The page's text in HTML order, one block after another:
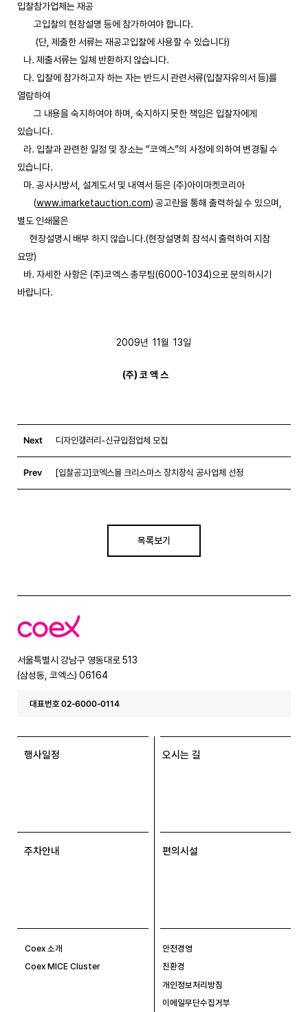
입찰참가업체는 재공
고입찰의 현장설명 등에 참가하여야 합니다.
(단, 제출한 서류는 재공고입찰에 사용할 수 있습니다)
나. 제출서류는 일체 반환하지 않습니다.
다. 입찰에 참가하고자 하는 자는 반드시 관련서류(입찰자유의서 등)를
열람하여
그 내용을 숙지하여야 하며, 숙지하지 못한 책임은 입찰자에게
있습니다.
라. 입찰과 관련한 일정 및 장소는 “코엑스”의 사정에 의하여 변경될 수
있습니다.
마. 공사시방서, 설계도서 및 내역서 등은 (주)아이마켓코리아
(www.imarketauction.com) 공고란을 통해 출력하실 수 있으며,
별도 인쇄물은
현장설명시 배부 하지 않습니다.(현장설명회 참석시 출력하여 지참
요망)
바. 자세한 사항은 (주)코엑스 총무팀(6000-1034)으로 문의하시기
바랍니다.
2009년 11월 13일
(주) 코 엑 스
Next 디자인갤러리-신규입점업체 모집
Prev [입찰공고]코엑스몰 크리스마스 장치장식 공사업체 선정
목록보기
코
엑
서울특별시 강남구 영동대로 513
(삼성동, 코엑스) 06164
대표번호 02-6000-0114
행사일정 오시는 길
주차안내 편의시설
Coex 소개
Coex MICE Cluster
안전경영
친환경
개인정보처리방침
이메일무단수집거부